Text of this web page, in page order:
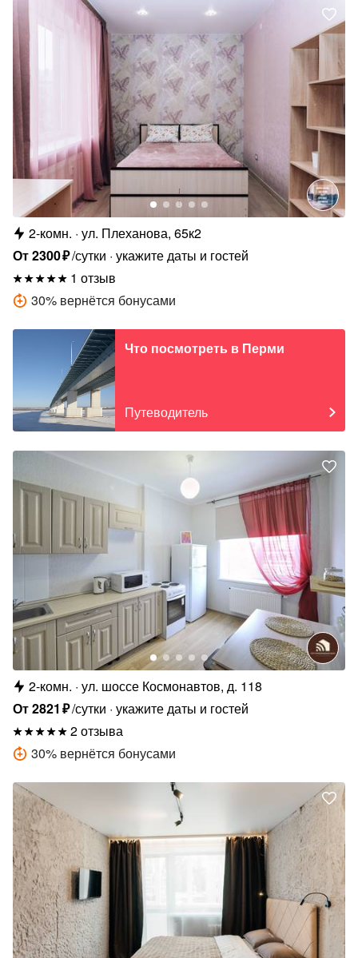
2-комн. ул. Плеханова, 65к2
От2300₽/сутки укажите даты и гостей
1 отзыв
30% вернётся бонусами
Что посмотреть в Перми
Путеводитель
2-комн. ул. шоссе Космонавтов, д. 118
От2821 ₽/сутки укажите даты и гостей
2 отзыва
30% вернётся бонусами